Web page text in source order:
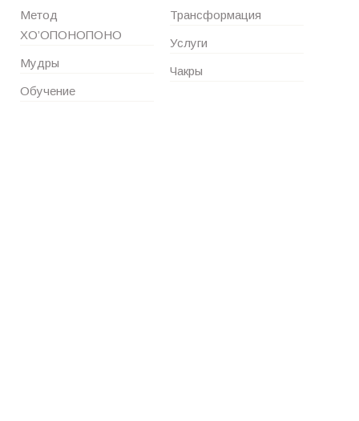
Метод
ХО’ОПОНОПОНО
Мудры
Обучение
Трансформация
Услуги
Чакры